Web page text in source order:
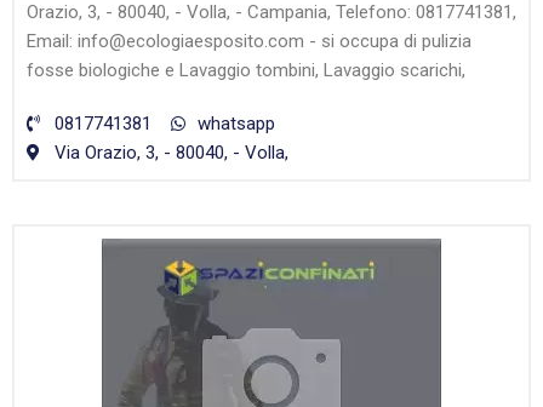
Orazio, 3, - 80040, - Volla, - Campania, Telefono: 0817741381,
Email: info@ecologiaesposito.com - si occupa di pulizia
fosse biologiche e Lavaggio tombini, Lavaggio scarichi,
0817741381
whatsapp
Via Orazio, 3, - 80040, - Volla,